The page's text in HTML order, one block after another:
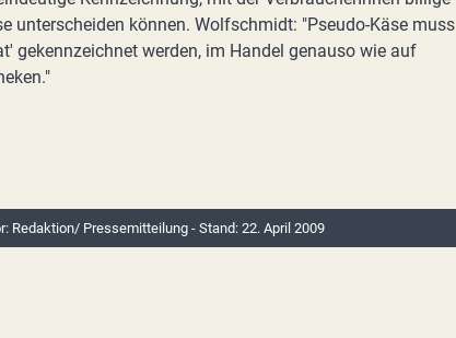
unterscheiden können. Wolfschmidt: "Pseudo-Käse muss
gekennzeichnet werden, im Handel genauso wie auf
Redaktion/ Pressemitteilung - Stand: 22. April 2009